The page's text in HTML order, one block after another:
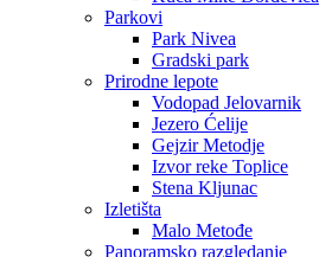
Parkovi
Park Nivea
Gradski park
Prirodne lepote
Vodopad Jelovarnik
Jezero Ćelije
Gejzir Metodje
Izvor reke Toplice
Stena Kljunac
Izletišta
Malo Metođe
Panoramsko razgledanje